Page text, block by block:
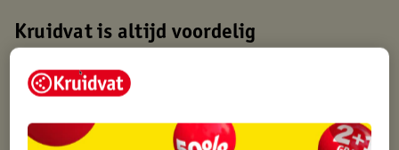
Kruidvat is altijd voordelig
Gratis ophalen in de winkel
Op werkdagen voor 22:00 uur besteld, volgende dag in huis
Gratis retourneren binnen 30 dagen